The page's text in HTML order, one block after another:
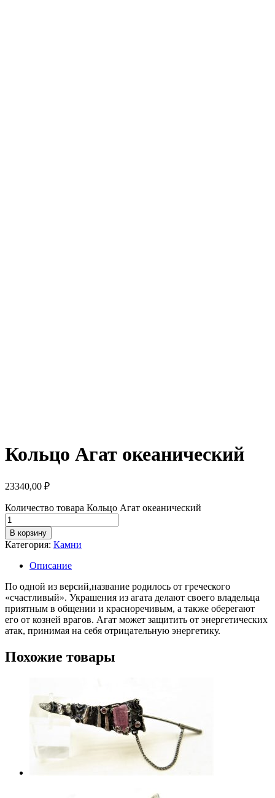
Кольцо Агат океанический
23340,00 ₽
Количество товара Кольцо Агат океанический
В корзину
Категория: Камни
Описание
По одной из версий,название родилось от греческого
«счастливый». Украшения из агата делают своего владельца
приятным в общении и красноречивым, а также оберегают
его от козней врагов. Агат может защитить от энергетических
атак, принимая на себя отрицательную энергетику.
Похожие товары